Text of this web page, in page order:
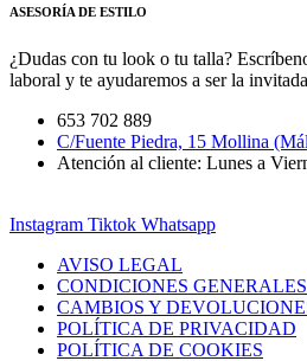
ASESORÍA DE ESTILO
¿Dudas con tu look o tu talla?
laboral y te ayudaremos a ser la
653 702 889
C/Fuente Piedra, 15 Mollina
Atención al cliente: Lunes a
Instagram Tiktok Whatsapp
AVISO LEGAL
CONDICIONES GENERALES
CAMBIOS Y
POLÍTICA DE PRIVACIDAD
POLÍTICA DE COOKIES